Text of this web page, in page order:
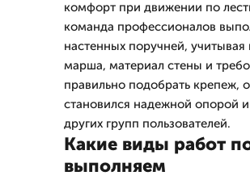
комфорт при движении по
команда профессионалов
настенных поручней,
марша, материал стены и
правильно подобрать крепеж,
становился надежной опорой
других групп пользователей.
Какие виды работ
выполняем